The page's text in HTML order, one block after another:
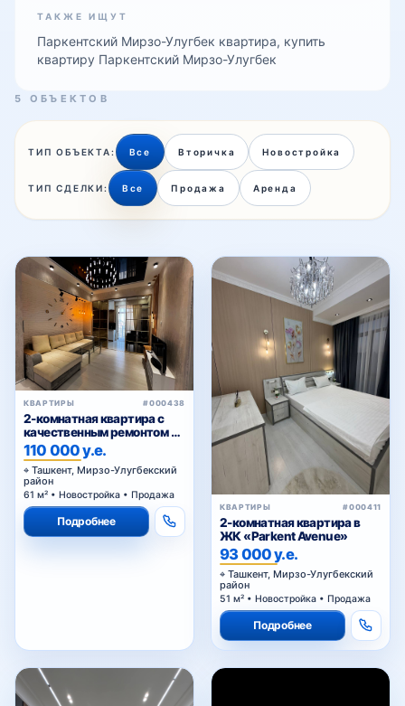
Сайрам
ТТЗ
ТТЗ-1
ТТЗ-3
ТАКЖЕ ИЩУТ
Паркентский Мирзо-Улугбек квартира, купить
квартиру Паркентский Мирзо-Улугбек
5 ОБЪЕКТОВ
ТИП ОБЪЕКТА: Все Вторичка Новостройка
ТИП СДЕЛКИ: Все Продажа Аренда
КВАРТИРЫ #000438
2-комнатная квартира с
качественным ремонтом в
ЖК Parkent Avenue — 61,02
м²
110 000 у.е.
Ташкент, Мирзо-Улугбекский
район
61 м² • Новостройка • Продажа
Подробнее
КВАРТИРЫ #000411
2-комнатная квартира в
ЖК «Parkent Avenue»
93 000 у.е.
Ташкент, Мирзо-Улугбекский
район
51 м² • Новостройка • Продажа
Подробнее